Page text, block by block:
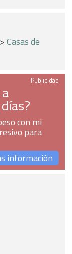
>Casas de
Publicidad
con mi
para
información